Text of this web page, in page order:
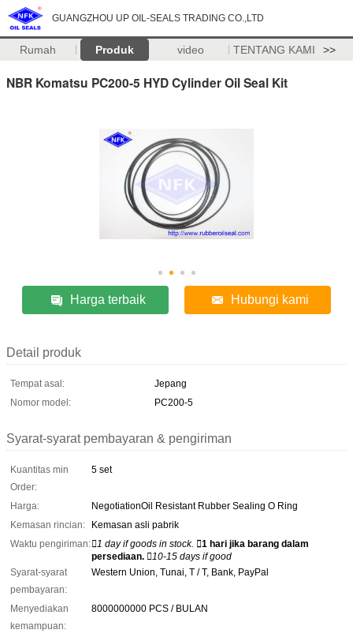
GUANGZHOU UP OIL-SEALS TRADING CO.,LTD
Rumah Produk video TENTANG KAMI >>
NBR Komatsu PC200-5 HYD Cylinder Oil Seal Kit
Harga terbaik Hubungi kami
Detail produk
Tempat asal:
Jepang
Nomor model:
PC200-5
Syarat-syarat pembayaran & pengiriman
Kuantitas min
Order:
5 set
Harga:
NegotiationOil Resistant Rubber Sealing O Ring
Kemasan rincian:
Kemasan asli pabrik
Waktu pengiriman:1 day if goods in stock. 1 hari jika barang dalam
persediaan. 10-15 days if good
Syarat-syarat
pembayaran:
Western Union, Tunai, T / T, Bank, PayPal
Menyediakan
kemampuan:
8000000000 PCS / BULAN